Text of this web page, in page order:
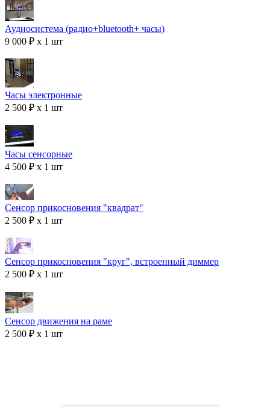
Аудиосистема (радио+bluetooth+ часы)
9 000 ₽ x 1 шт
Часы электронные
2 500 ₽ x 1 шт
Часы сенсорные
4 500 ₽ x 1 шт
Сенсор прикосновения "квадрат"
2 500 ₽ x 1 шт
Сенсор прикосновения "круг", встроенный диммер
2 500 ₽ x 1 шт
Сенсор движения на раме
2 500 ₽ x 1 шт